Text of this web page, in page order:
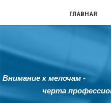
ГЛАВНАЯ
Внимание к мелочам -
черта